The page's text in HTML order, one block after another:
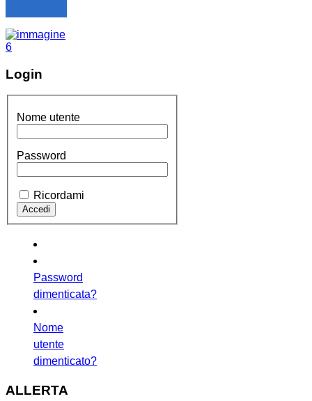
Login
Nome utente
Password
Ricordami
Password
dimenticata?
Nome
utente
dimenticato?
ALLERTA